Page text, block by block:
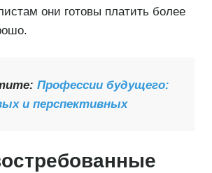
они готовы платить более
Профессии будущего:
и перспективных